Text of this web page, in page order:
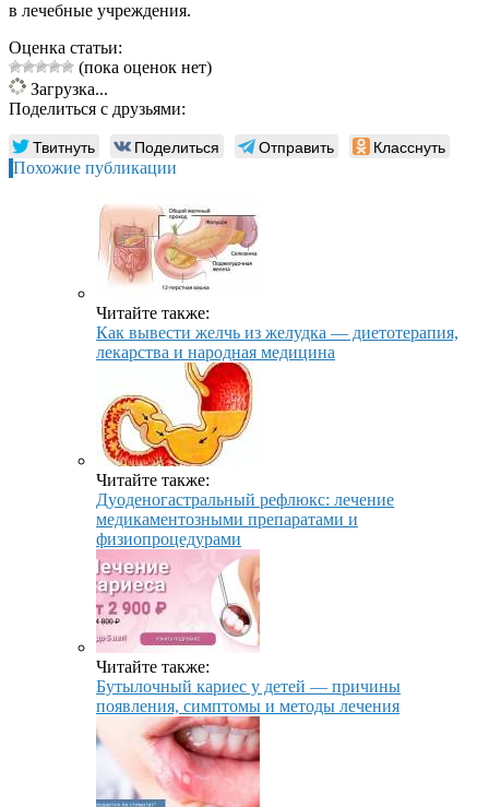
в лечебные учреждения.
Оценка статьи:
(пока оценок нет)
Загрузка...
Поделиться с друзьями:
Твитнуть Поделиться Отправить Класснуть
Похожие публикации
Читайте также:
Как вывести желчь из желудка — диетотерапия,
лекарства и народная медицина
Читайте также:
Дуоденогастральный рефлюкс: лечение
медикаментозными препаратами и
физиопроцедурами
Читайте также:
Бутылочный кариес у детей — причины
появления, симптомы и методы лечения